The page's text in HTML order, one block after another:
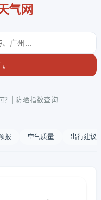
气网
？| 防晒指数查询
报 空气质量 出行建议